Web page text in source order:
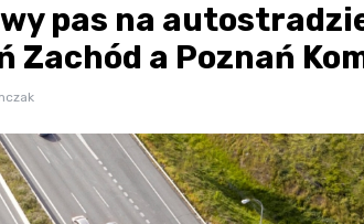
pas na
Zachód a Poznań